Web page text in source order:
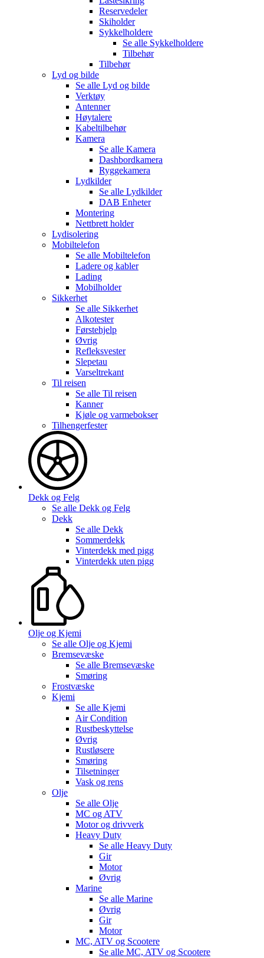
Reservedeler
Skiholder
Sykkelholdere
Se alle Sykkelholdere
Tilbehør
Tilbehør
Lyd og bilde
Se alle Lyd og bilde
Verktøy
Antenner
Høytalere
Kabeltilbehør
Kamera
Se alle Kamera
Dashbordkamera
Ryggekamera
Lydkilder
Se alle Lydkilder
DAB Enheter
Montering
Nettbrett holder
Lydisolering
Mobiltelefon
Se alle Mobiltelefon
Ladere og kabler
Lading
Mobilholder
Sikkerhet
Se alle Sikkerhet
Alkotester
Førstehjelp
Øvrig
Refleksvester
Slepetau
Varseltrekant
Til reisen
Se alle Til reisen
Kanner
Kjøle og varmebokser
Tilhengerfester
Dekk og Felg
Se alle Dekk og Felg
Dekk
Se alle Dekk
Sommerdekk
Vinterdekk med pigg
Vinterdekk uten pigg
Olje og Kjemi
Se alle Olje og Kjemi
Bremsevæske
Se alle Bremsevæske
Smøring
Frostvæske
Kjemi
Se alle Kjemi
Air Condition
Rustbeskyttelse
Øvrig
Rustløsere
Smøring
Tilsetninger
Vask og rens
Olje
Se alle Olje
MC og ATV
Motor og drivverk
Heavy Duty
Se alle Heavy Duty
Gir
Motor
Øvrig
Marine
Se alle Marine
Øvrig
Gir
Motor
MC, ATV og Scootere
Se alle MC, ATV og Scootere